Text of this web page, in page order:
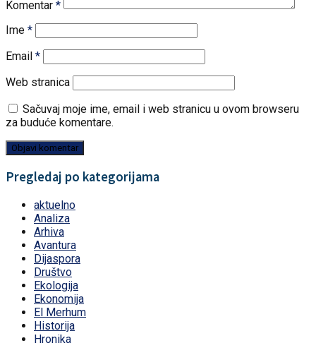
Komentar *
Ime *
Email *
Web stranica
Sačuvaj moje ime, email i web stranicu u ovom browseru
za buduće komentare.
Pregledaj po kategorijama
aktuelno
Analiza
Arhiva
Avantura
Dijaspora
Društvo
Ekologija
Ekonomija
El Merhum
Historija
Hronika